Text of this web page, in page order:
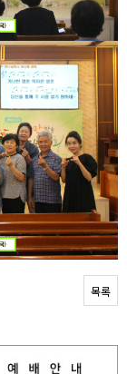
목록